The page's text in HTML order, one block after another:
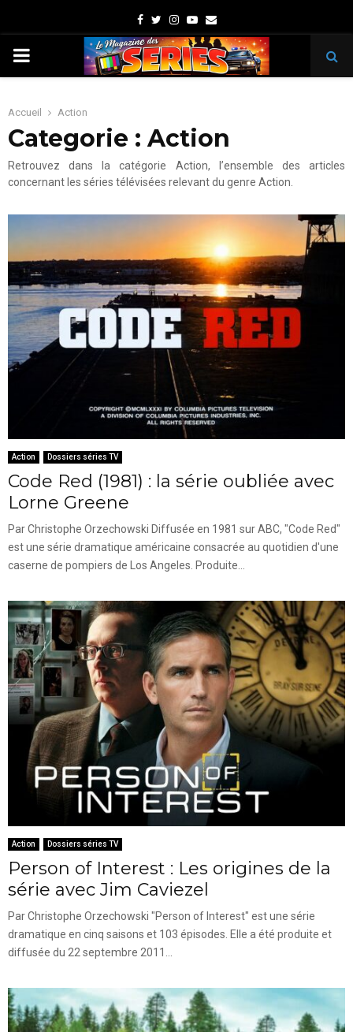
Facebook
TwitterInstagram
Youtube
Email
PRIMARY
Accueil Action
Categorie : Action
Retrouvez dans la catégorie Action, l’ensemble des articles
concernant les séries télévisées relevant du genre Action.
Action Dossiers séries TV
Code Red (1981) : la série oubliée avec
Lorne Greene
Par Christophe Orzechowski Diffusée en 1981 sur ABC, "Code Red"
est une série dramatique américaine consacrée au quotidien d'une
caserne de pompiers de Los Angeles. Produite...
Action Dossiers séries TV
Person of Interest : Les origines de la
série avec Jim Caviezel
Par Christophe Orzechowski "Person of Interest" est une série
dramatique en cinq saisons et 103 épisodes. Elle a été produite et
diffusée du 22 septembre 2011...